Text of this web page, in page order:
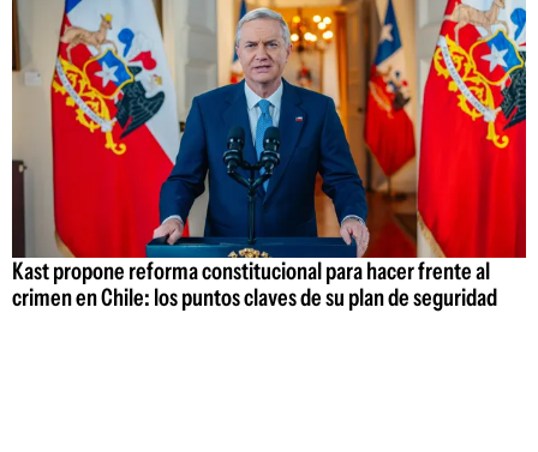
Kast propone reforma constitucional para hacer frente al
crimen en Chile: los puntos claves de su plan de seguridad